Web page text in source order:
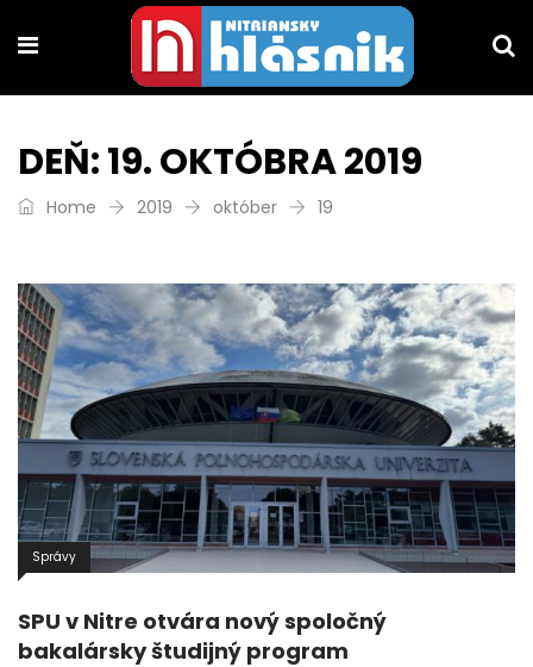
DEŇ:19. OKTÓBRA 2019
Home 2019 október 19
Správy
SPU v Nitre otvára nový spoločný
bakalársky študijný program